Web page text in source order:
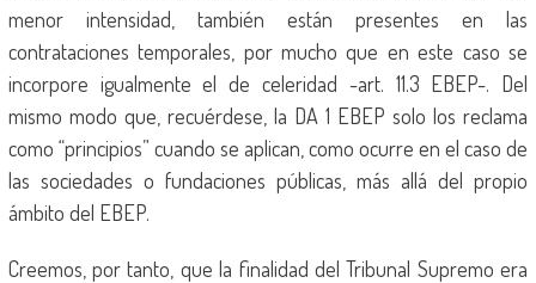
menor intensidad, también están presentes en las
contrataciones temporales, por mucho que en este caso se
incorpore igualmente el de celeridad -art. 11.3 EBEP-. Del
mismo modo que, recuérdese, la DA 1 EBEP solo los reclama
como “principios” cuando se aplican, como ocurre en el caso de
las sociedades o fundaciones públicas, más allá del propio
ámbito del EBEP.
Creemos, por tanto, que la finalidad del Tribunal Supremo era